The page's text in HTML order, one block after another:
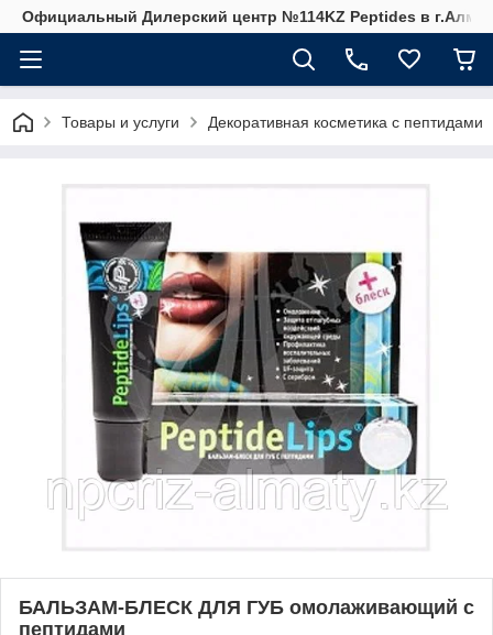
Официальный Дилерский центр №114KZ Peptides в
Товары и услуги Декоративная косметика с пептидами
БАЛЬЗАМ-БЛЕСК ДЛЯ ГУБ омолаживающий с
пептидами